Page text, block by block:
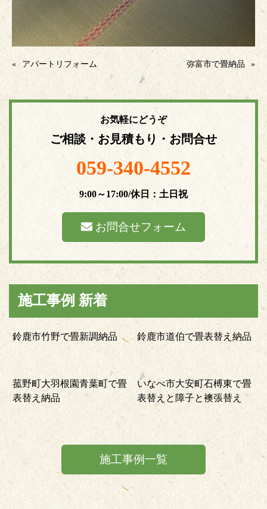
« アパートリフォーム 弥富市で畳納品 »
お気軽にどうぞ
ご相談・お見積もり・お問合せ
059-340-4552
9:00～17:00/休日：土日祝
お問合せフォーム
施工事例 新着
鈴鹿市竹野で畳新調納品 鈴鹿市道伯で畳表替え納品
菰野町大羽根園青葉町で畳
表替え納品
いなべ市大安町石榑東で畳
表替えと障子と襖張替え
施工事例一覧